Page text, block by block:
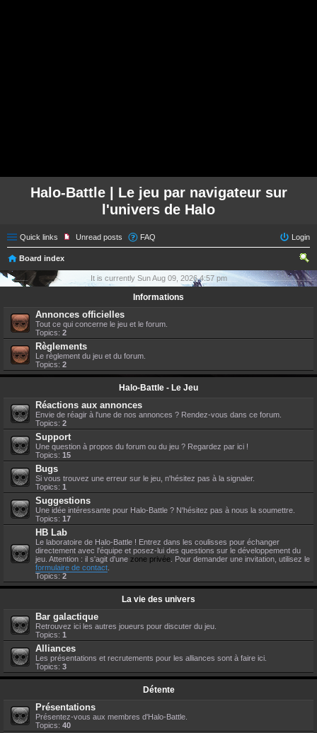
Halo-Battle | Le jeu par navigateur sur
l'univers de Halo
Quick links Unread posts FAQ Login
Board index
ear
It is currently Sun Aug 09, 2026 4:57 pm
Informations
Annonces officielles
Tout ce qui concerne le jeu et le forum.
Topics: 2
Règlements
Le règlement du jeu et du forum.
Topics: 2
Halo-Battle - Le Jeu
Réactions aux annonces
Envie de réagir à l'une de nos annonces ? Rendez-vous dans ce forum.
Topics: 2
Support
Une question à propos du forum ou du jeu ? Regardez par ici !
Topics: 15
Bugs
Si vous trouvez une erreur sur le jeu, n'hésitez pas à la signaler.
Topics: 1
Suggestions
Une idée intéressante pour Halo-Battle ? N'hésitez pas à nous la soumettre.
Topics: 17
HB Lab
Le laboratoire de Halo-Battle ! Entrez dans les coulisses pour échanger
directement avec l'équipe et posez-lui des questions sur le développement du
jeu. Attention : il s'agit d'une zone privée . Pour demander une invitation, utilisez le
formulaire de contact
Topics: 2
La vie des univers
Bar galactique
Retrouvez ici les autres joueurs pour discuter du jeu.
Topics: 1
Alliances
Les présentations et recrutements pour les alliances sont à faire ici.
Topics: 3
Détente
Présentations
Présentez-vous aux membres d'Halo-Battle.
Topics: 40